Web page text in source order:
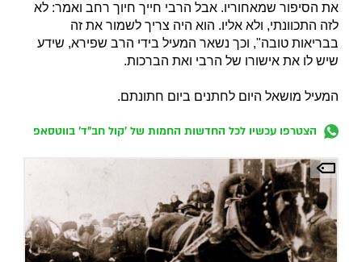
את הסיפור שמאחוריו. אבל הרבי חייך חיוך רחב ואמר: לא
לזה התכוונתי, ולא אליו. הוא היה צריך לשמור את זה
בבריאות טובה", וכך נשאר המעיל בידי הרב שפירא, שידע
שיש לו את אישורו של הרבי ואת הברכות.
המעיל מושאל היום לחתנים ביום חתונתם.
הצטרפו עכשיו לכל החדשות החמות של 'קול חב"ד' בווטסאפ